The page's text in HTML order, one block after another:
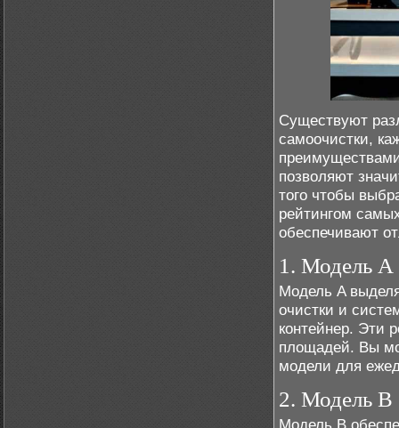
Существуют
самоочистки,
позволяют
того чтобы
рейтингом
обеспечивают
1. Модель A
Модель A
очистки и
контейнер. Эти
площадей. Вы
модели для
2. Модель B
Модель B